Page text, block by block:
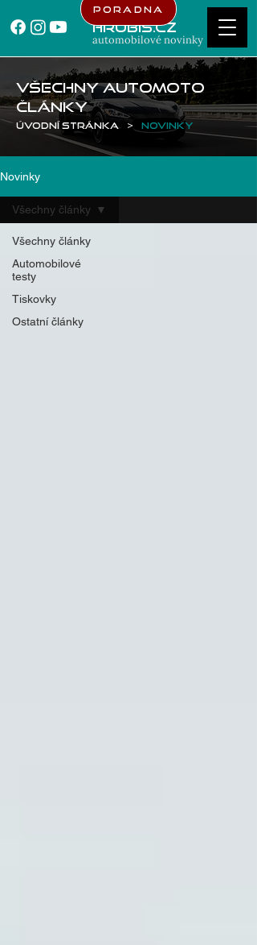
Hrubis.cz
automobilové novinky
Poradna
Všechny AUTOMOTO
články
Úvodní stránka > Novinky
Novinky
Všechny články
Automobilové
testy
Tiskovky
Ostatní články
Všechny články